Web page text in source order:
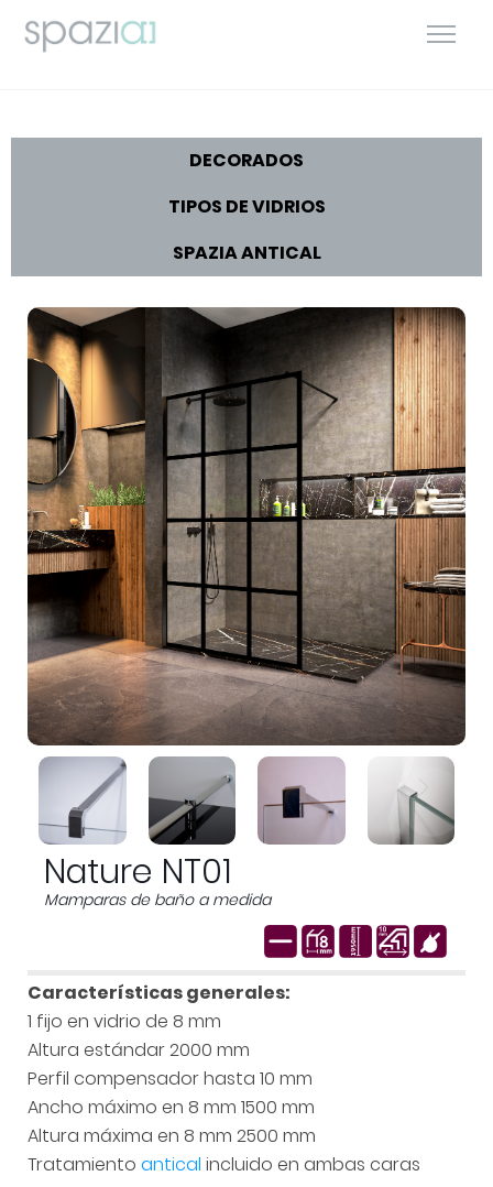
DECORADOS
TIPOS DE VIDRIOS
SPAZIA ANTICAL
Nature NT01
Mamparas de baño a medida
Características generales:
1 fijo en vidrio de 8 mm
Altura estándar 2000 mm
Perfil compensador hasta 10 mm
Ancho máximo en 8 mm 1500 mm
Altura máxima en 8 mm 2500 mm
Tratamiento antical incluido en ambas caras